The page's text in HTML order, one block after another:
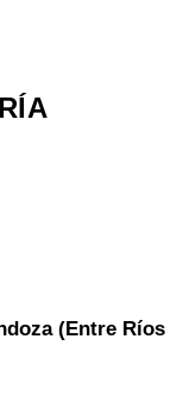
(Entre Ríos